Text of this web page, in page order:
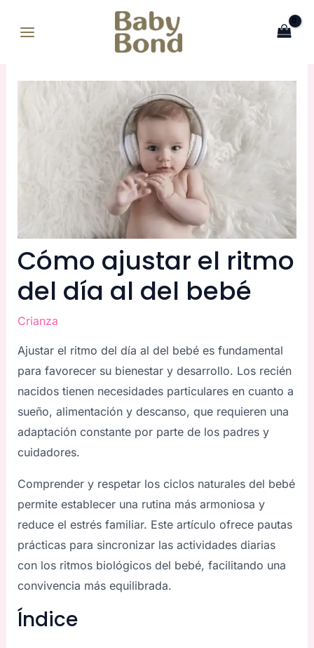
MENU
Cómo ajustar el ritmo
del día al del bebé
Crianza
Ajustar el ritmo del día al del bebé es fundamental
para favorecer su bienestar y desarrollo. Los recién
nacidos tienen necesidades particulares en cuanto a
sueño, alimentación y descanso, que requieren una
adaptación constante por parte de los padres y
cuidadores.
Comprender y respetar los ciclos naturales del bebé
permite establecer una rutina más armoniosa y
reduce el estrés familiar. Este artículo ofrece pautas
prácticas para sincronizar las actividades diarias
con los ritmos biológicos del bebé, facilitando una
convivencia más equilibrada.
Índice